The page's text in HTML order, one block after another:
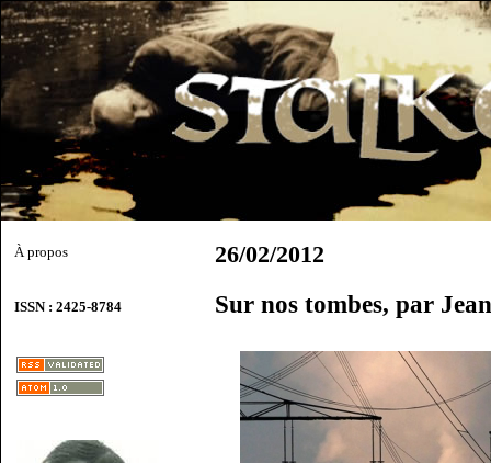
À propos
ISSN : 2425-8784
26/02/2012
Sur nos tombes, par